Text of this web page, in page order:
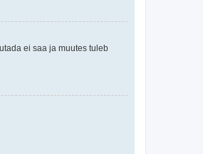
ei saa ja muutes tuleb